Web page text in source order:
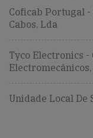
Coficab Portugal -
Cabos, Lda
Tyco Electronics -
Unidade Local De